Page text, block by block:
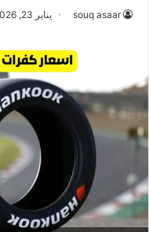
souq asaar يناير 23, 2026